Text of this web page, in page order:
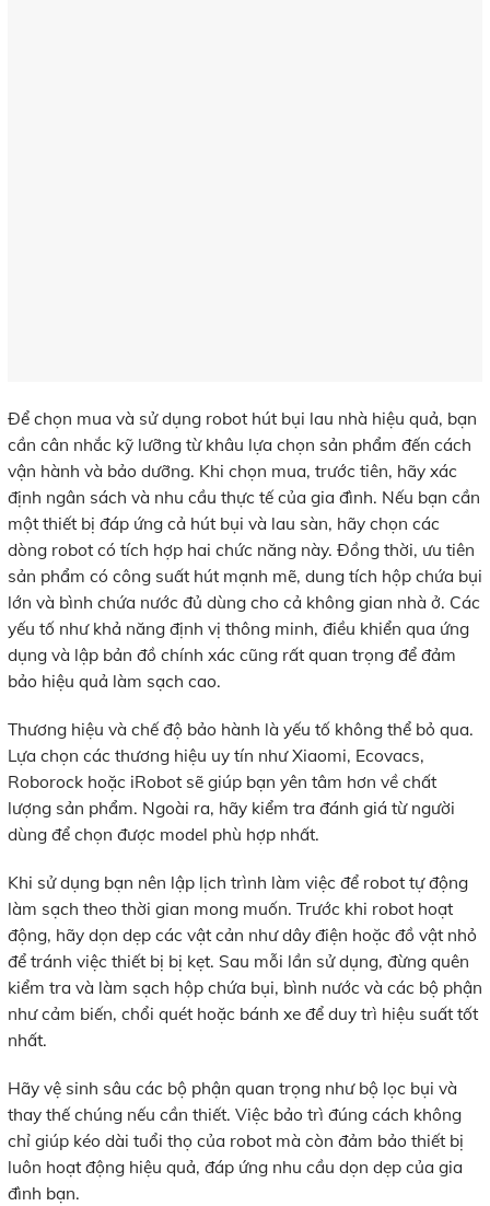
Để chọn mua và sử dụng robot hút bụi lau nhà hiệu quả, bạn
cần cân nhắc kỹ lưỡng từ khâu lựa chọn sản phẩm đến cách
vận hành và bảo dưỡng. Khi chọn mua, trước tiên, hãy xác
định ngân sách và nhu cầu thực tế của gia đình. Nếu bạn cần
một thiết bị đáp ứng cả hút bụi và lau sàn, hãy chọn các
dòng robot có tích hợp hai chức năng này. Đồng thời, ưu tiên
sản phẩm có công suất hút mạnh mẽ, dung tích hộp chứa bụi
lớn và bình chứa nước đủ dùng cho cả không gian nhà ở. Các
yếu tố như khả năng định vị thông minh, điều khiển qua ứng
dụng và lập bản đồ chính xác cũng rất quan trọng để đảm
bảo hiệu quả làm sạch cao.
Thương hiệu và chế độ bảo hành là yếu tố không thể bỏ qua.
Lựa chọn các thương hiệu uy tín như Xiaomi, Ecovacs,
Roborock hoặc iRobot sẽ giúp bạn yên tâm hơn về chất
lượng sản phẩm. Ngoài ra, hãy kiểm tra đánh giá từ người
dùng để chọn được model phù hợp nhất.
Khi sử dụng bạn nên lập lịch trình làm việc để robot tự động
làm sạch theo thời gian mong muốn. Trước khi robot hoạt
động, hãy dọn dẹp các vật cản như dây điện hoặc đồ vật nhỏ
để tránh việc thiết bị bị kẹt. Sau mỗi lần sử dụng, đừng quên
kiểm tra và làm sạch hộp chứa bụi, bình nước và các bộ phận
như cảm biến, chổi quét hoặc bánh xe để duy trì hiệu suất tốt
nhất.
Hãy vệ sinh sâu các bộ phận quan trọng như bộ lọc bụi và
thay thế chúng nếu cần thiết. Việc bảo trì đúng cách không
chỉ giúp kéo dài tuổi thọ của robot mà còn đảm bảo thiết bị
luôn hoạt động hiệu quả, đáp ứng nhu cầu dọn dẹp của gia
đình bạn.